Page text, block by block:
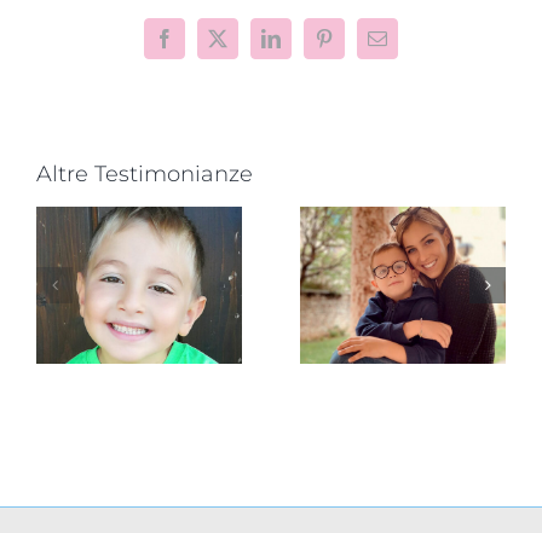
Facebook
X LinkedInPinterestEmail
Altre Testimonianze
Nicole
Donazzan
Maurizio
Ferraro